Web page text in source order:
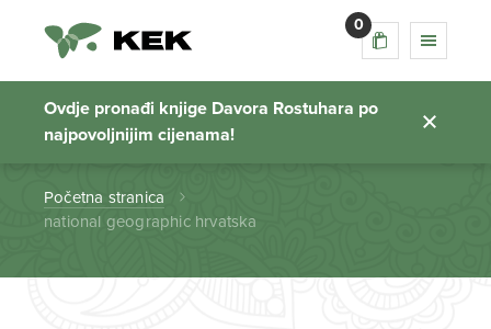
0
Ovdje pronađi knjige Davora Rostuhara po
najpovoljnijim cijenama!
national geographic
hrvatska
Početna stranica
national geographic hrvatska